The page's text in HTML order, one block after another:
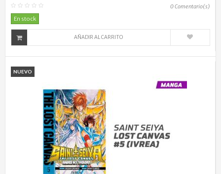
0Comentario(s)
En stock
AÑADIR AL CARRITO
NUEVO